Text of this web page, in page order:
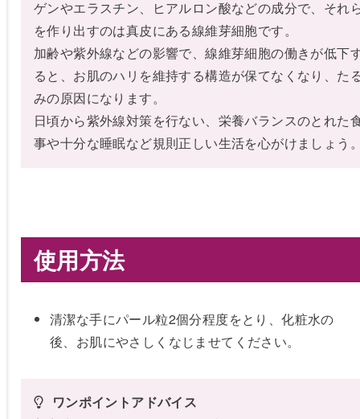
ゲンやエラスチン、ヒアルロン酸などの成分で、それ
を作り出すのは真皮にある線維芽細胞です。
加齢や紫外線などの影響で、線維芽細胞の働きが低下
ると、お肌のハリを維持する構造が保てなくなり、た
みの原因になります。
日頃から紫外線対策を行ない、栄養バランスのとれた
事や十分な睡眠など規則正しい生活を心がけましょう
使用方法
清潔な手にパール粒2個分程度をとり、化粧水の
後、お肌にやさしくなじませてください。
ワンポイントアドバイス